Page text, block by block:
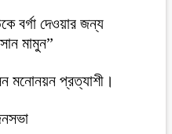
বর্গা দেওয়ার জন্য
মামুন”
মনোনয়ন প্রত্যাশী।